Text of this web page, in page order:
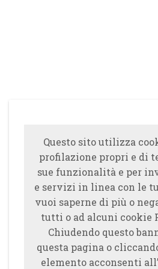
Questo sito utilizza
profilazione propri e di
sue funzionalità e per
e servizi in linea con le
vuoi saperne di più o
tutti o ad alcuni cookie
Chiudendo questo
questa pagina o
elemento acconsenti